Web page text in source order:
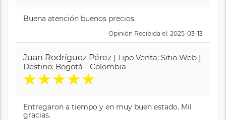
Buena atención buenos precios.
Opinión Recibida el: 2025-03-13
Juan Rodríguez Pérez | Tipo Venta: Sitio Web |
Destino: Bogotá - Colombia
★★★★★
Entregaron a tiempo y en muy buen estado. Mil
gracias.